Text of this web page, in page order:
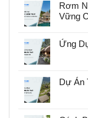
Rơm
Vững
Ứng
Dự Án